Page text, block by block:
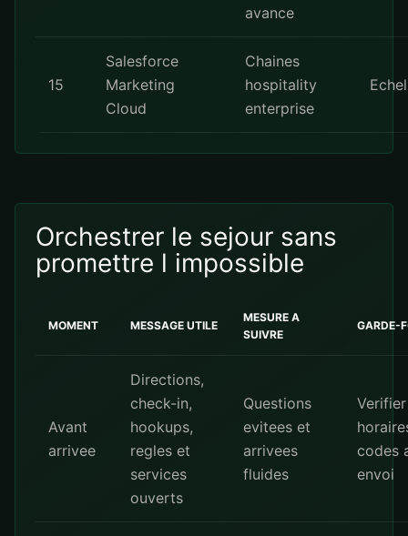
avance
15
Salesforce
Marketing
Cloud
Chaines
hospitality
enterprise
Orchestrer le sejour sans
promettre l impossible
MOMENT MESSAGE UTILE
MESURE A
SUIVRE
GARDE-
Avant
arrivee
Directions,
check-in,
hookups,
regles et
services
ouverts
Questions
evitees et
arrivees
fluides
codes
envoi